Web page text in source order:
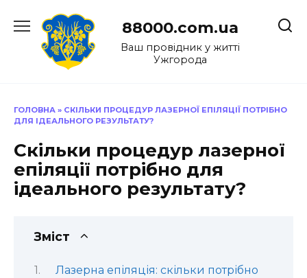
до
88000.com.ua
Ваш провідник у житті
Ужгорода
ГОЛОВНА » СКІЛЬКИ ПРОЦЕДУР ЛАЗЕРНОЇ ЕПІЛЯЦІЇ ПОТРІБНО
ДЛЯ ІДЕАЛЬНОГО РЕЗУЛЬТАТУ?
Скільки процедур лазерної
епіляції потрібно для
ідеального результату?
Зміст
Лазерна епіляція: скільки потрібно